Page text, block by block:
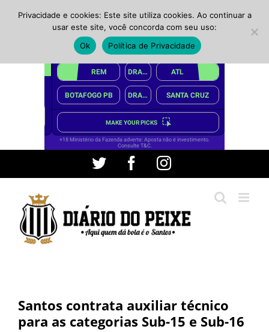
conteúdo
Twitter FacebookInstagram
Santos contrata auxiliar técnico
para as categorias Sub-15 e Sub-16
Privacidade e cookies: Este site utiliza cookies. Ao continuar a
usar este site, você concorda com seu uso:
Ok
Política de Privacidade